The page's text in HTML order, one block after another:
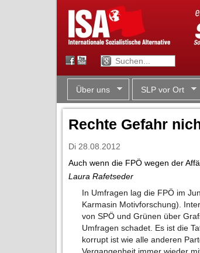
Über uns SLP vor Ort
Rechte Gefahr
Di 28.08.2012
Auch wenn die FPÖ wegen der
Laura Rafetseder
In Umfragen lag die FPÖ im
Karmasin Motivforschung).
von SPÖ und Grünen über
Umfragen schadet. Es ist die
korrupt ist wie alle anderen